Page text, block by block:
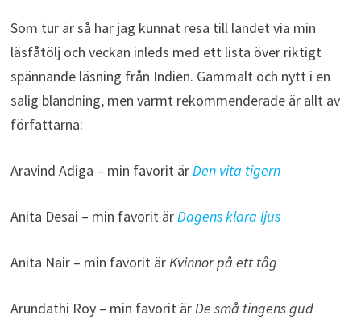
Som tur är så har jag kunnat resa till landet via min
läsfåtölj och veckan inleds med ett lista över riktigt
spännande läsning från Indien. Gammalt och nytt i en
salig blandning, men varmt rekommenderade är allt av
författarna:
Aravind Adiga – min favorit ärDen vita tigern
Anita Desai – min favorit ärDagens klara ljus
Anita Nair – min favorit ärKvinnor på ett tåg
Arundathi Roy – min favorit ärDe små tingens gud